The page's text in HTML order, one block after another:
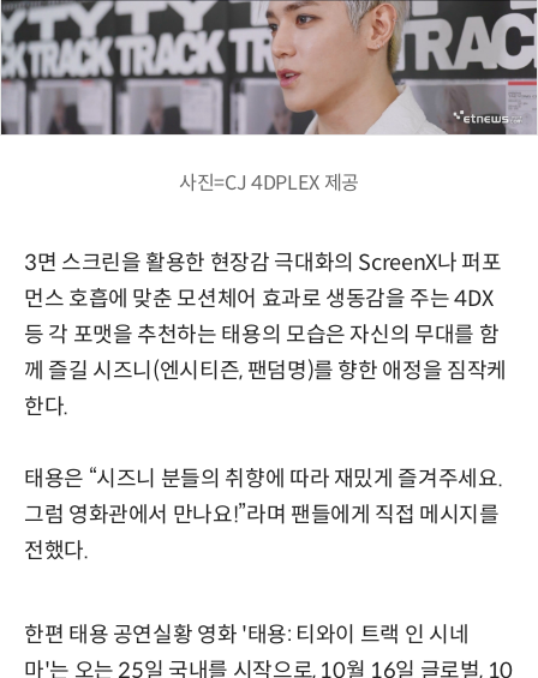
사진=CJ 4DPLEX 제공
3면 스크린을 활용한 현장감 극대화의 ScreenX나 퍼포
먼스 호흡에 맞춘 모션체어 효과로 생동감을 주는 4DX
등 각 포맷을 추천하는 태용의 모습은 자신의 무대를 함
께 즐길 시즈니(엔시티즌, 팬덤명)를 향한 애정을 짐작케
한다.
태용은 “시즈니 분들의 취향에 따라 재밌게 즐겨주세요.
그럼 영화관에서 만나요!”라며 팬들에게 직접 메시지를
전했다.
한편 태용 공연실황 영화 '태용: 티와이 트랙 인 시네
마'는 오는 25일 국내를 시작으로, 10월 16일 글로벌, 10